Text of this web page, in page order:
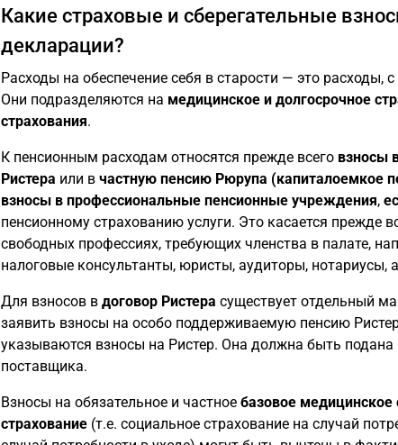
Какие страховые и сберегательные
декларации?
Расходы на обеспечение себя в старости — это
Они подразделяются на медицинское и долгосрочное
страхования.
К пенсионным расходам относятся прежде всего взносы
Ристера или в частную пенсию Рюрупа (капиталоемкое
взносы в профессиональные пенсионные учреждения,
пенсионному страхованию услуги. Это касается прежде
свободных профессиях, требующих членства в палате,
налоговые консультанты, юристы, аудиторы, нотариусы,
Для взносов в договор Ристера существует отдельный
заявить взносы на особо поддерживаемую пенсию
указываются взносы на Ристер. Она должна быть
поставщика.
Взносы на обязательное и частное базовое медицинское
страхование(т.е. социальное страхование на случай